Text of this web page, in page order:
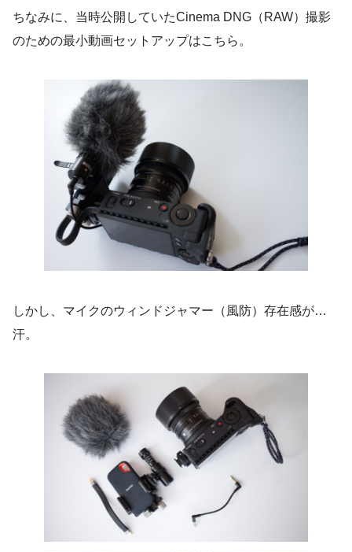
ちなみに、当時公開していたCinema DNG（RAW）撮影
のための最小動画セットアップはこちら。
しかし、マイクのウィンドジャマー（風防）存在感が…
汗。